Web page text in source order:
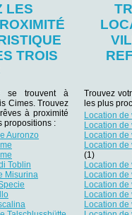
LES
TROIS
se trouvent à
Cimes. Trouvez
à proximité
propositions :
Auronzo
Toblin
Misurina
Trouvez
les plus
Location de
Location de
Location de
Location de
(1)
Location de
Location de
Location de
Location de
Location de